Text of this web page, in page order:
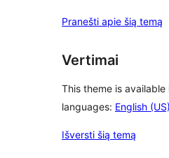
Pranešti apie šią temą
Vertimai
This theme is
languages: English (US)
Išversti šią temą